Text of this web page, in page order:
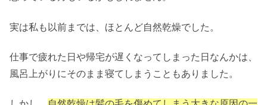
実は私も以前までは、ほとんど自然乾燥でした。
仕事で疲れた日や帰宅が遅くなってしまった日なんかは、
風呂上がりにそのまま寝てしまうこともありました。